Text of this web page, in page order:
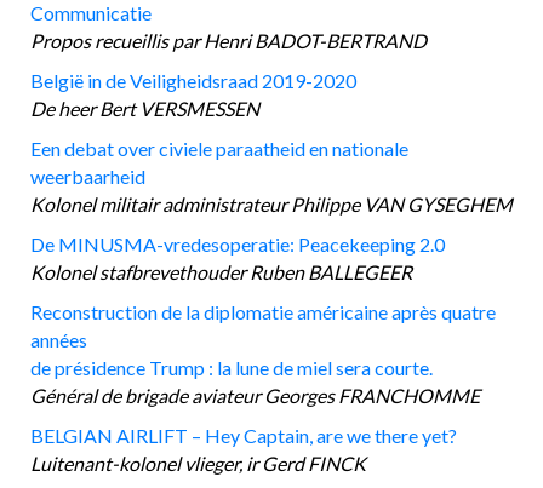
Communicatie
Propos recueillis par Henri BADOT-BERTRAND
België in de Veiligheidsraad 2019-2020
De heer Bert VERSMESSEN
Een debat over civiele paraatheid en nationale
weerbaarheid
Kolonel militair administrateur Philippe VAN GYSEGHEM
De MINUSMA-vredesoperatie: Peacekeeping 2.0
Kolonel stafbrevethouder Ruben BALLEGEER
Reconstruction de la diplomatie américaine après quatre
années
de présidence Trump : la lune de miel sera courte.
Général de brigade aviateur Georges FRANCHOMME
BELGIAN AIRLIFT – Hey Captain, are we there yet?
Luitenant-kolonel vlieger, ir Gerd FINCK